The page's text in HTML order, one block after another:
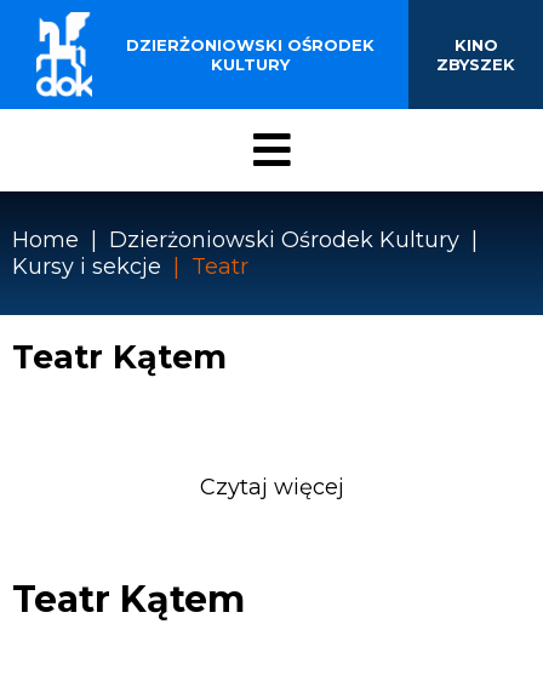
Przejdź
treści
Menu
DOK
BUDYNKU KINOTEATRU
„ZBYSZEK” W
DZIERŻONIOWIE
DZIERŻONIOWSKI OŚRODEK
KULTURY
KINO
ZBYSZEK
Ścieżka
nawigacyjna
Home
Dzierżoniowski Ośrodek Kultury
Kursy i sekcje
Teatr
Teatr Kątem
Czytaj więcej
Teatr Kątem